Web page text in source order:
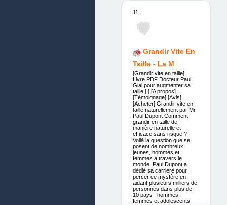
11.
Grandir Vite En
Taille - La M
[Grandir vite en taille]
Livre PDF Docteur Paul
Glal pour augmenter sa
taille [ ] [A propos]
[Témoignage] [Avis]
[Acheter] Grandir vite en
taille naturellement par Mr
Paul Dupont Comment
grandir en taille de
manière naturelle et
efficace sans risque ?
Voilà la question que se
posent de nombreux
jeunes, hommes et
femmes à travers le
monde. Paul Dupont a
dédié sa carrière pour
percer ce mystère en
aidant plusieurs milliers de
personnes dans plus de
10 pays : hommes,
femmes et adolescents